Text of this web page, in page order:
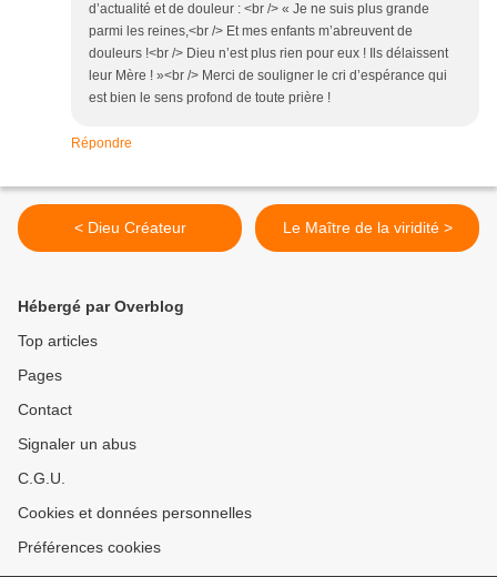
d’actualité et de douleur : <br /> « Je ne suis plus grande
parmi les reines,<br /> Et mes enfants m’abreuvent de
douleurs !<br /> Dieu n’est plus rien pour eux ! Ils délaissent
leur Mère ! »<br /> Merci de souligner le cri d’espérance qui
est bien le sens profond de toute prière !
Répondre
< Dieu Créateur Le Maître de la viridité >
Hébergé par Overblog
Top articles
Pages
Contact
Signaler un abus
C.G.U.
Cookies et données personnelles
Préférences cookies